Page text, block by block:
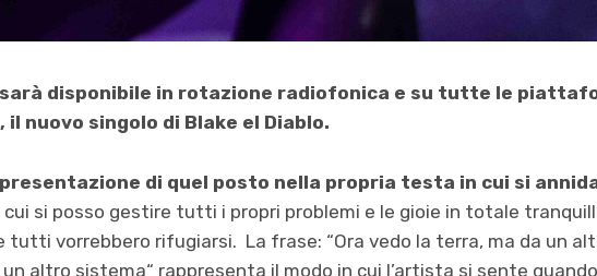
sarà disponibile in rotazione radiofonica e su tutte le
il nuovo singolo di Blake el Diablo.
di quel posto nella propria testa in cui si
si posso gestire tutti i propri problemi e le gioie in totale
vorrebbero rifugiarsi. La frase: “Ora vedo la terra, ma da un
un altro sistema“ rappresenta il modo in cui l’artista si sente